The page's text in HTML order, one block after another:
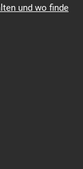
und wo finde